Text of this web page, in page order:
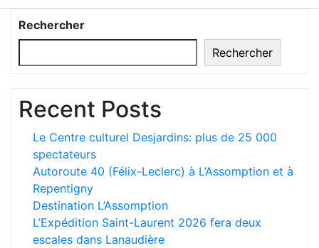
Rechercher
Rechercher
Recent Posts
Le Centre culturel Desjardins: plus de 25 000
spectateurs
Autoroute 40 (Félix-Leclerc) à L’Assomption et à
Repentigny
Destination L’Assomption
L’Expédition Saint-Laurent 2026 fera deux
escales dans Lanaudière